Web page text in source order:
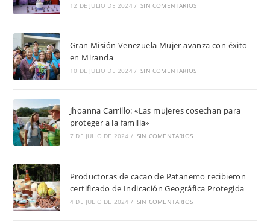
12 DE JULIO DE 2024 / SIN COMENTARIOS
Gran Misión Venezuela Mujer avanza con éxito
en Miranda
10 DE JULIO DE 2024 / SIN COMENTARIOS
Jhoanna Carrillo: «Las mujeres cosechan para
proteger a la familia»
7 DE JULIO DE 2024 / SIN COMENTARIOS
Productoras de cacao de Patanemo recibieron
certificado de Indicación Geográfica Protegida
4 DE JULIO DE 2024 / SIN COMENTARIOS